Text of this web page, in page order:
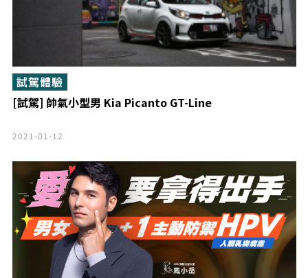
[試駕] 帥氣小型男 Kia Picanto GT-Line
試駕體驗
2021-01-12